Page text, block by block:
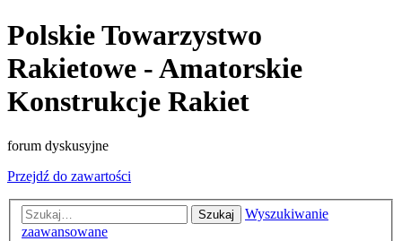
Polskie Towarzystwo
Rakietowe - Amatorskie
Konstrukcje Rakiet
forum dyskusyjne
Przejdź do zawartości
Szukaj
Wyszukiwanie
zaawansowane